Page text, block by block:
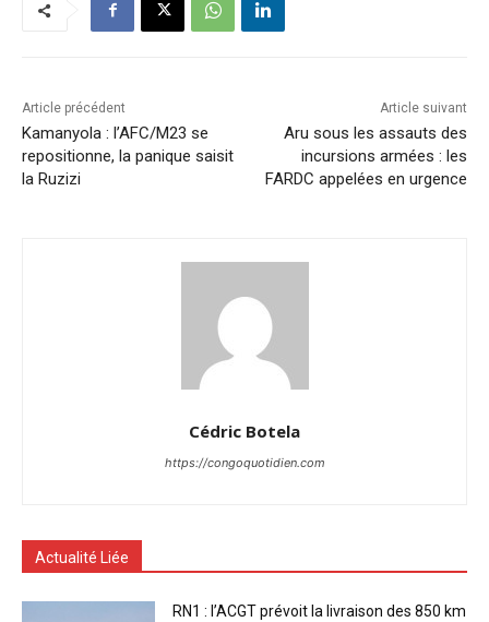
Article précédent
Kamanyola : l’AFC/M23 se
repositionne, la panique saisit
la Ruzizi
Article suivant
Aru sous les assauts des
incursions armées : les
FARDC appelées en urgence
Cédric Botela
https://congoquotidien.com
Actualité Liée
RN1 : l’ACGT prévoit la livraison des 850 km